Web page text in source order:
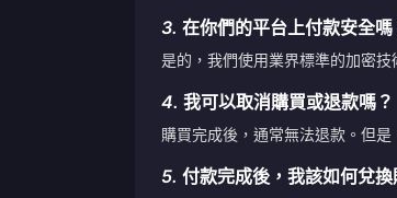
3. 在你們的平台上付款安全嗎
是的，我們使用業界標準的加密
4. 我可以取消購買或退款嗎？
購買完成後，通常無法退款。但
5. 付款完成後，我該如何兌換